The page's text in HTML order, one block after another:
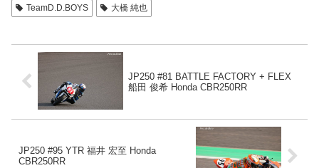
TeamD.D.BOYS
大橋 純也
JP250 #81 BATTLE FACTORY + FLEX
船田 俊希 Honda CBR250RR
JP250 #95 YTR 福井 宏至 Honda
CBR250RR